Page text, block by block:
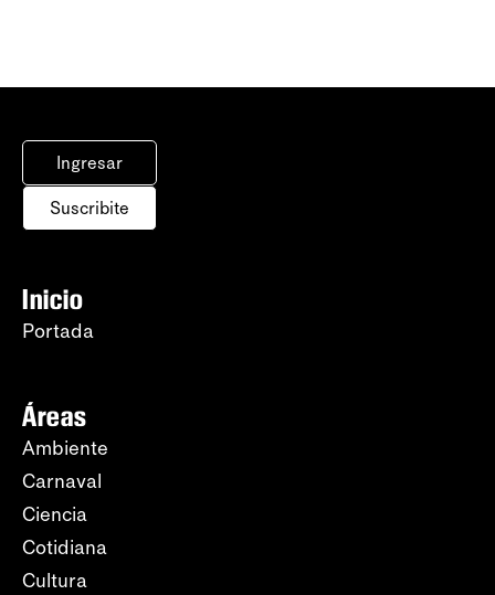
Ingresar
Suscribite
Inicio
Portada
Áreas
Ambiente
Carnaval
Ciencia
Cotidiana
Cultura